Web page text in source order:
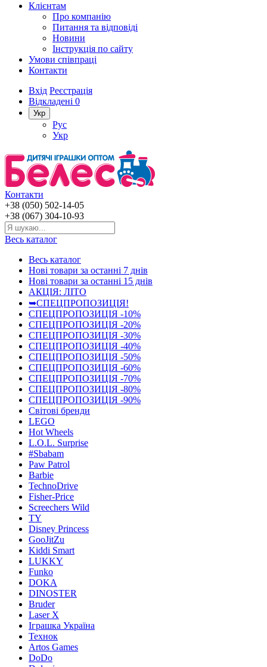
Клієнтам
Про компанію
Питання та відповіді
Новини
Інструкція по сайту
Умови співпраці
Контакти
Вхід Реєстрація
Відкладені 0
Укр
Рус
Укр
Контакти
+38 (050) 502-14-05
+38 (067) 304-10-93
Весь каталог
Весь каталог
Нові товари за останнi 7 днiв
Нові товари за останнi 15 днiв
АКЦІЯ: ЛІТО
➥СПЕЦПРОПОЗИЦІЯ!
СПЕЦПРОПОЗИЦІЯ -10%
СПЕЦПРОПОЗИЦІЯ -20%
СПЕЦПРОПОЗИЦІЯ -30%
СПЕЦПРОПОЗИЦІЯ -40%
СПЕЦПРОПОЗИЦІЯ -50%
СПЕЦПРОПОЗИЦІЯ -60%
СПЕЦПРОПОЗИЦІЯ -70%
СПЕЦПРОПОЗИЦІЯ -80%
СПЕЦПРОПОЗИЦІЯ -90%
Світові бренди
LEGO
Hot Wheels
L.O.L. Surprise
#Sbabam
Paw Patrol
Barbie
TechnoDrive
Fisher-Price
Screechers Wild
TY
Disney Princess
GooJitZu
Kiddi Smart
LUKKY
Funko
DOKA
DINOSTER
Bruder
Laser X
Іграшка Україна
Технок
Artos Games
DoDo